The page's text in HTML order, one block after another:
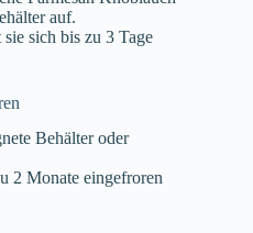
auf.
sich bis zu 3 Tage
Behälter oder
2 Monate eingefroren